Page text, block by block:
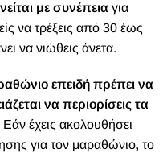
με συνέπεια για
να τρέξεις από 30 έως
να νιώθεις άνετα.
επειδή πρέπει να
να περιορίσεις τα
Εάν έχεις ακολουθήσει
για τον μαραθώνιο, το